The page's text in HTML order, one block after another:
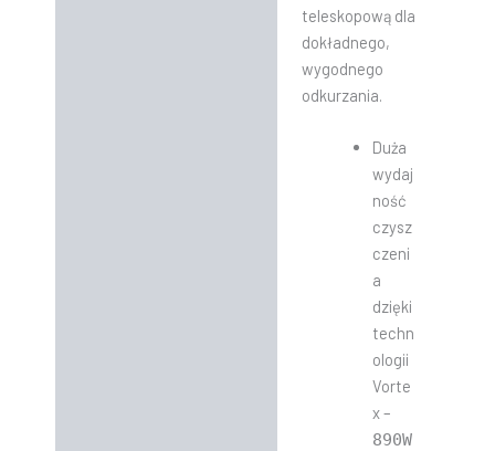
teleskopową dla
dokładnego,
wygodnego
odkurzania.
Duża
wydaj
ność
czysz
czeni
a
dzięki
techn
ologii
Vorte
x –
890W